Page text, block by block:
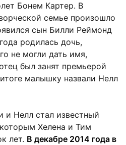
Бонем Картер. В
семье произошло
сын Билли Реймонд
родилась дочь,
не могли дать имя,
был занят премьерой
малышку назвали Нелл
Нелл стал известный
Хелена и Тим
лет. В декабре 2014 года в